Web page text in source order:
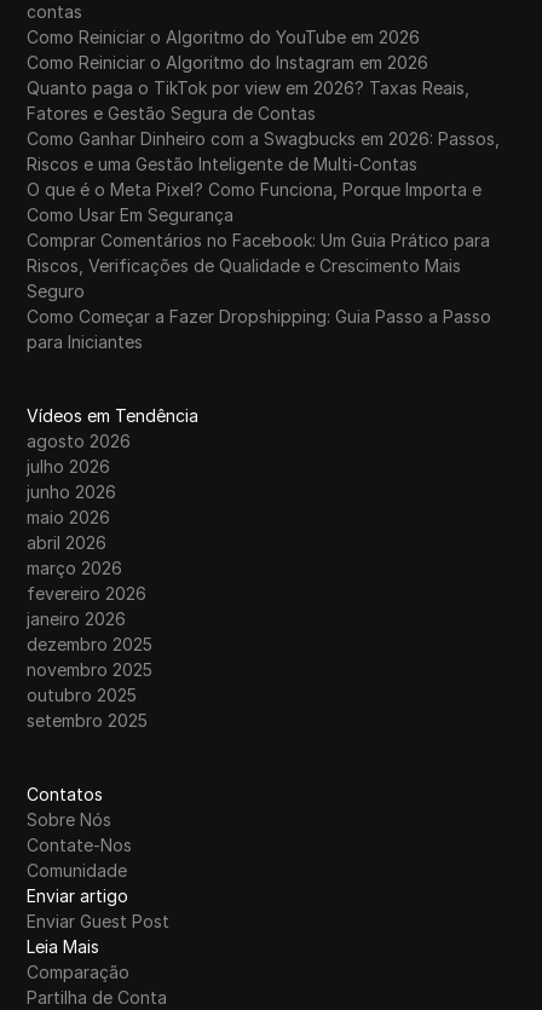
contas
Como Reiniciar o Algoritmo do YouTube em 2026
Como Reiniciar o Algoritmo do Instagram em 2026
Quanto paga o TikTok por view em 2026? Taxas Reais,
Fatores e Gestão Segura de Contas
Como Ganhar Dinheiro com a Swagbucks em 2026: Passos,
Riscos e uma Gestão Inteligente de Multi-Contas
O que é o Meta Pixel? Como Funciona, Porque Importa e
Como Usar Em Segurança
Comprar Comentários no Facebook: Um Guia Prático para
Riscos, Verificações de Qualidade e Crescimento Mais
Seguro
Como Começar a Fazer Dropshipping: Guia Passo a Passo
para Iniciantes
Vídeos em Tendência
agosto 2026
julho 2026
junho 2026
maio 2026
abril 2026
março 2026
fevereiro 2026
janeiro 2026
dezembro 2025
novembro 2025
outubro 2025
setembro 2025
Contatos
Sobre Nós
Contate-Nos
Comunidade
Enviar artigo
Enviar Guest Post
Leia Mais
Comparação
Partilha de Conta